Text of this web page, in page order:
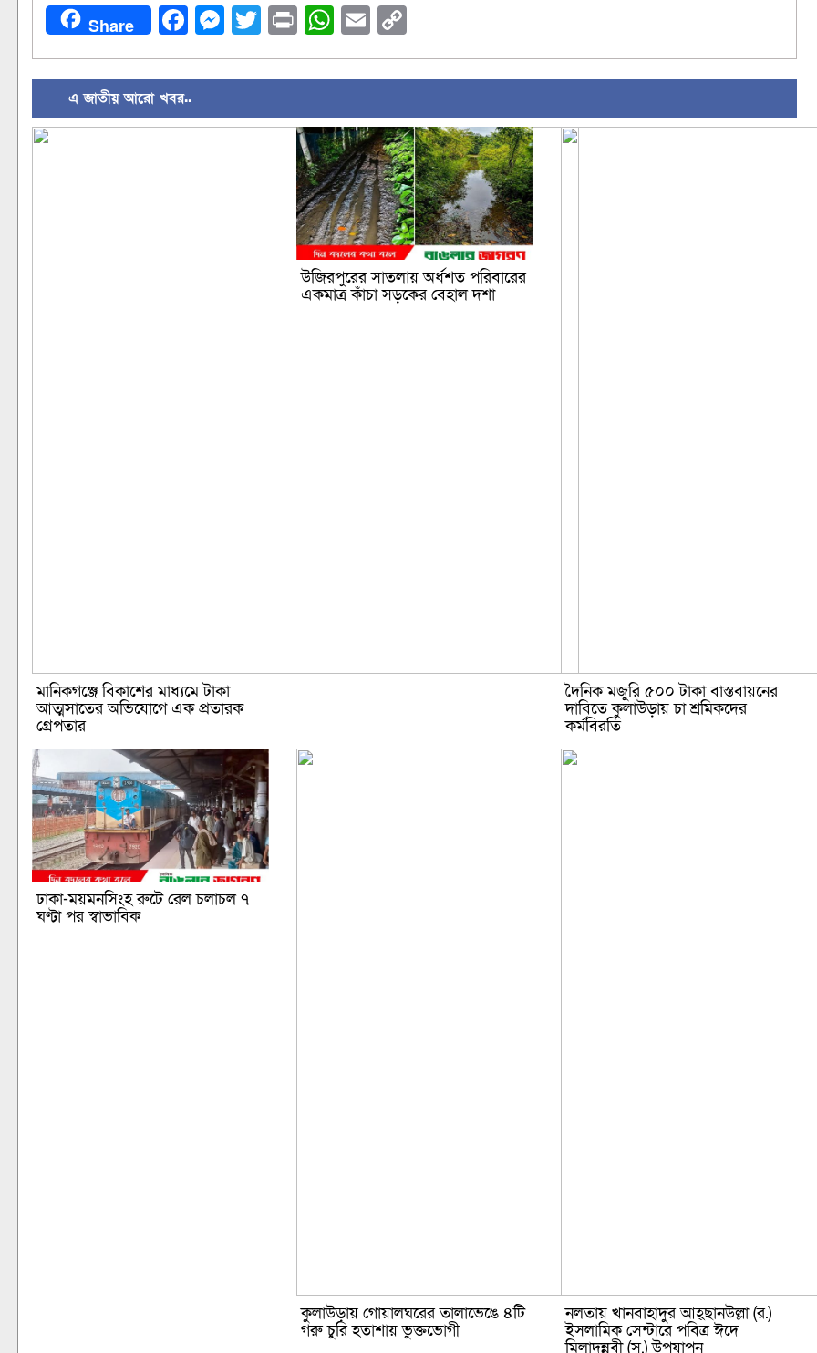
Share Facebook
Messenger
Twitter
PrintWhatsApp
Email
Link
এ জাতীয় আরো খবর..
মানিকগঞ্জে বিকাশের মাধ্যমে টাকা
আত্মসাতের অভিযোগে এক প্রতারক
গ্রেপতার
উজিরপুরের সাতলায় অর্ধশত পরিবারের
একমাত্র কাঁচা সড়কের বেহাল দশা
দৈনিক মজুরি ৫০০ টাকা বাস্তবায়নের
দাবিতে কুলাউড়ায় চা শ্রমিকদের
কর্মবিরতি
ঢাকা-ময়মনসিংহ রুটে রেল চলাচল ৭
ঘণ্টা পর স্বাভাবিক
কুলাউড়ায় গোয়ালঘরের তালাভেঙে ৪টি
গরু চুরি হতাশায় ভুক্তভোগী
নলতায় খানবাহাদুর আহ্ছানউল্লা (র.)
ইসলামিক সেন্টারে পবিত্র ঈদে
মিলাদুন্নবী (স.) উপযাপন